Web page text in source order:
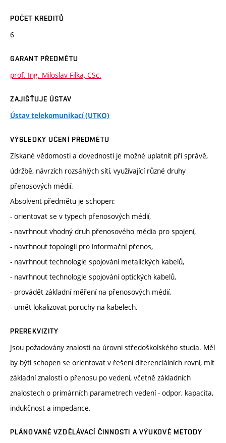
POČET KREDITŮ
6
GARANT PŘEDMĚTU
prof. Ing. Miloslav Filka, CSc.
ZAJIŠŤUJE ÚSTAV
Ústav telekomunikací (UTKO)
VÝSLEDKY UČENÍ PŘEDMĚTU
Získané vědomosti a dovednosti je možné uplatnit při správě,
údržbě, návrzích rozsáhlých sítí, využívající různé druhy
přenosových médií.
Absolvent předmětu je schopen:
- orientovat se v typech přenosových médií,
- navrhnout vhodný druh přenosového média pro spojení,
- navrhnout topologii pro informační přenos,
- navrhnout technologie spojování metalických kabelů,
- navrhnout technologie spojování optických kabelů,
- provádět základní měření na přenosových médií,
- umět lokalizovat poruchy na kabelech.
PREREKVIZITY
Jsou požadovány znalosti na úrovni středoškolského studia. Měl
by býti schopen se orientovat v řešení diferenciálních rovni, mít
základní znalosti o přenosu po vedení, včetně základních
znalostech o primárních parametrech vedení - odpor, kapacita,
indukčnost a impedance.
PLÁNOVANÉ VZDĚLÁVACÍ ČINNOSTI A VÝUKOVÉ METODY